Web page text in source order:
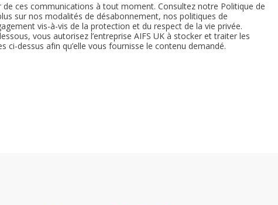
de ces communications à tout moment. Consultez notre Politique de
sur nos modalités de désabonnement, nos politiques de
vis-à-vis de la protection et du respect de la vie privée.
vous autorisez l’entreprise AIFS UK à stocker et traiter les
ci-dessus afin qu’elle vous fournisse le contenu demandé.